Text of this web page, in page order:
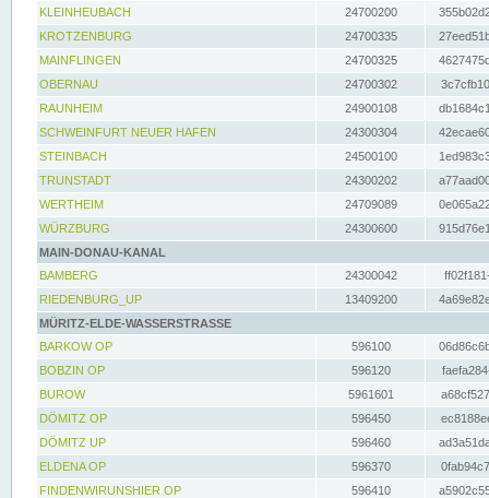
KLEINHEUBACH 24700200
KROTZENBURG
24700335
MAINFLINGEN
24700325
OBERNAU
24700302
RAUNHEIM
24900108
SCHWEINFURT NEUER HAFEN
24300304
STEINBACH
24500100
TRUNSTADT
24300202
WERTHEIM
24709089
WÜRZBURG
24300600
MAIN-DONAU-KANAL
BAMBERG
24300042
RIEDENBURG_UP
13409200
MÜRITZ-ELDE-WASSERSTRASSE
BARKOW OP
596100
BOBZIN OP
596120
BUROW
5961601
DÖMITZ OP
596450
DÖMITZ UP
596460
ELDENA OP
596370
FINDENWIRUNSHIER OP
596410